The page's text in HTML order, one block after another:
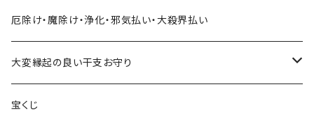
お金持ちと出会いたい
お金持ち恋愛したい
お金持ちと結婚したい(玉の輿・逆玉の輿)
対人で御利益ある組合せ
学校でいじめられたくない
職場でいじめられたくない
出世して仕事も充実し給料を上げたい時の組み合わせ
ネックレス
ストラップ
厄除け・魔除け・浄化・邪気払い・大殺界払い
大変縁起の良い干支お守り
子年
宝くじ